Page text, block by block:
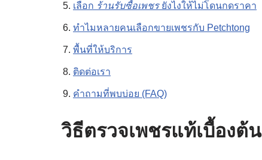
เลือก ร้านรับซื้อเพชรยังไงให้ไม่โดนกดราคา
ทำไมหลายคนเลือกขายเพชรกับ Petchtong
พื้นที่ให้บริการ
ติดต่อเรา
คำถามที่พบบ่อย (FAQ)
วิธีตรวจเพชรแท้เบื้องต้น